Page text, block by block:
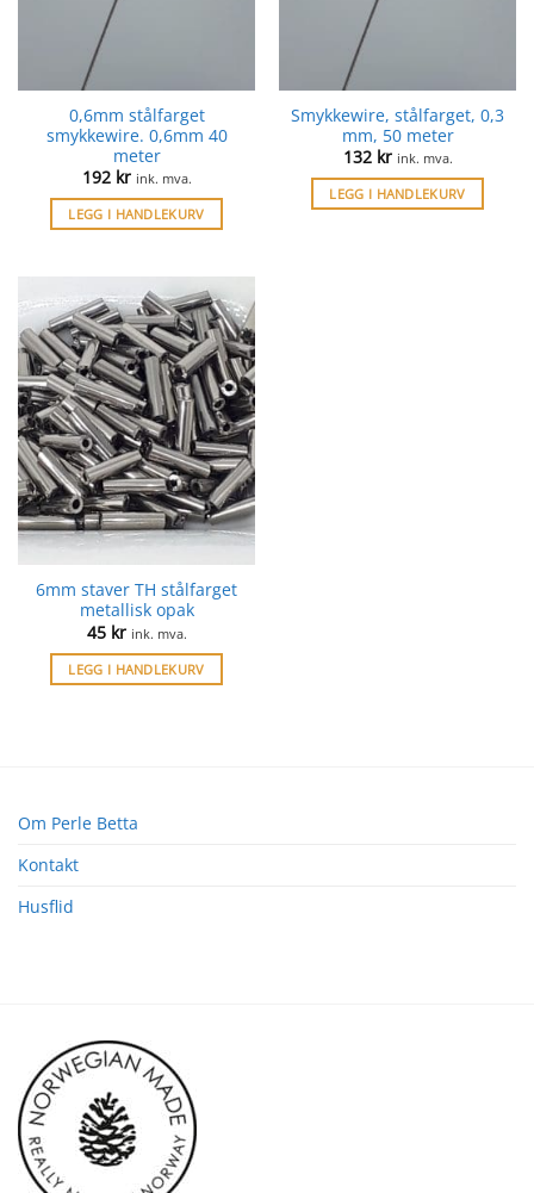
0,6mm stålfarget
smykkewire. 0,6mm 40
meter
192 kr ink. mva.
LEGG I HANDLEKURV
Smykkewire, stålfarget, 0,3
mm, 50 meter
132 kr ink. mva.
LEGG I HANDLEKURV
6mm staver TH stålfarget
metallisk opak
45 kr ink. mva.
LEGG I HANDLEKURV
Om Perle Betta
Kontakt
Husflid